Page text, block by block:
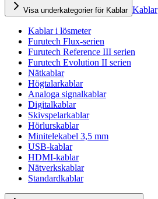
Visa underkategorier för Kablar Kablar
Kablar i lösmeter
Furutech Flux-serien
Furutech Reference III serien
Furutech Evolution II serien
Nätkablar
Högtalarkablar
Analoga signalkablar
Digitalkablar
Skivspelarkablar
Hörlurskablar
Minitelekabel 3,5 mm
USB-kablar
HDMI-kablar
Nätverkskablar
Standardkablar